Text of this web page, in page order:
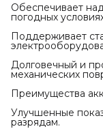
Обеспечивает
погодных
Поддерживает
Долговечный и
механических
Преимущества
Улучшенные
разрядам.